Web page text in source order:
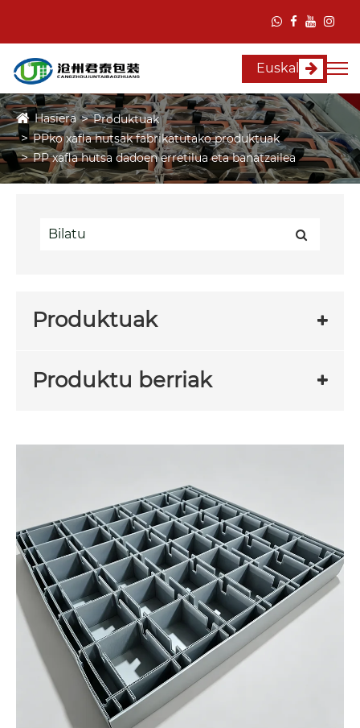
Euskal
Hasiera
Produktuak
PPko xafla hutsak fabrikatutako produktuak
PP xafla hutsa dadoen erretilua eta banatzailea
Produktuak
Produktu berriak